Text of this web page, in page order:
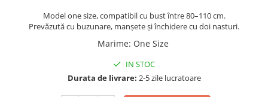
Model one size, compatibil cu bust între 80–110 cm.
Prevăzută cu buzunare, manșete și închidere cu doi nasturi.
Marime: One Size
IN STOC
Durata de livrare: 2-5 zile lucratoare